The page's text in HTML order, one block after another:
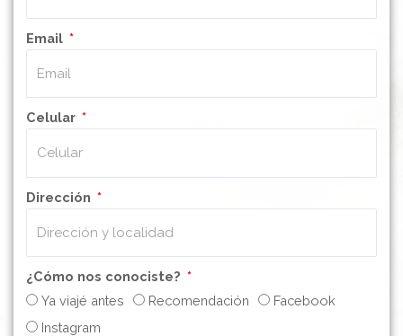
Email
Celular
Dirección
¿Cómo nos conociste?
Ya viajé antes
Recomendación
Facebook
Instagram